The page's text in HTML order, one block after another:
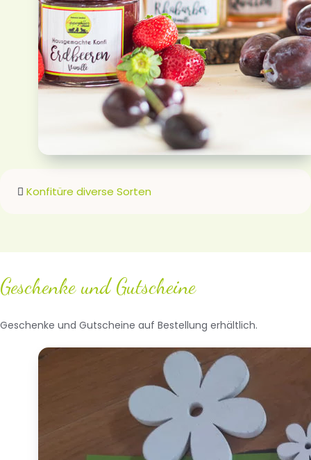
Konfitüre diverse Sorten
Geschenke und Gutscheine
Geschenke und Gutscheine auf Bestellung erhältlich.